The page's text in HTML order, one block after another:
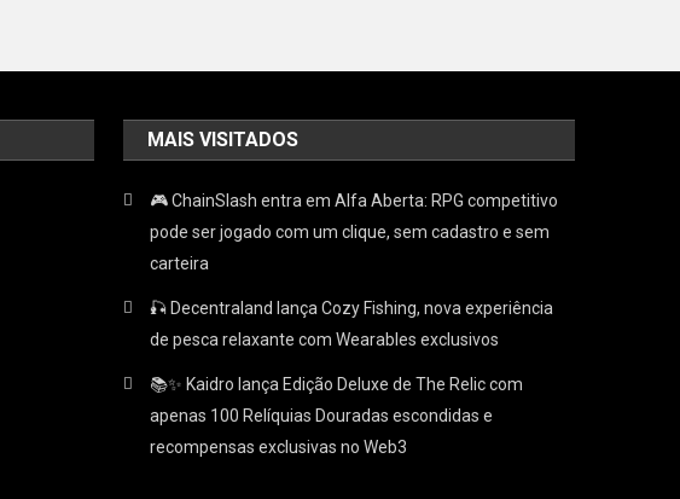
MAIS VISITADOS
🎮 ChainSlash entra em Alfa Aberta: RPG competitivo
pode ser jogado com um clique, sem cadastro e sem
carteira
🎣 Decentraland lança Cozy Fishing, nova experiência
de pesca relaxante com Wearables exclusivos
📚✨ Kaidro lança Edição Deluxe de The Relic com
apenas 100 Relíquias Douradas escondidas e
recompensas exclusivas no Web3